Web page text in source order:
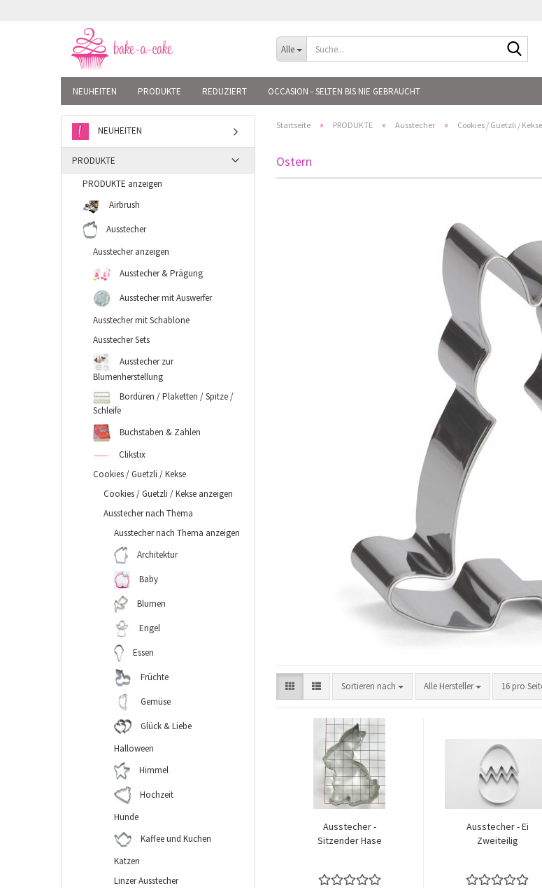
Alle
NEUHEITEN PRODUKTE REDUZIERT OCCASION - SELTEN BIS NIE GEBRAUCHT
Startseite » PRODUKTE » Ausstecher » Cookies / Guetzli / Kekse
Ostern
Sortieren nach
Sortieren nach Alle Hersteller 16 pro
pro Seite
Ausstecher -
Sitzender Hase
Ausstecher - Ei
Zweiteilig
NEUHEITEN
PRODUKTE
PRODUKTE anzeigen
Airbrush
Ausstecher
Ausstecher anzeigen
Ausstecher & Prägung
Ausstecher mit Auswerfer
Ausstecher mit Schablone
Ausstecher Sets
Ausstecher zur
Blumenherstellung
Bordüren / Plaketten / Spitze /
Schleife
Buchstaben & Zahlen
Clikstix
Cookies / Guetzli / Kekse
Cookies / Guetzli / Kekse anzeigen
Ausstecher nach Thema
Ausstecher nach Thema anzeigen
Architektur
Baby
Blumen
Engel
Essen
Früchte
Gemüse
Glück & Liebe
Halloween
Himmel
Hochzeit
Hunde
Kaffee und Kuchen
Katzen
Linzer Ausstecher